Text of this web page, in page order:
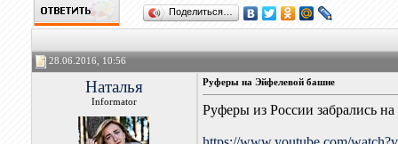
Поделиться…
28.06.2016, 10:56
Наталья
Informator
Руферы на Эйфелевой башне
Руферы из России забрались